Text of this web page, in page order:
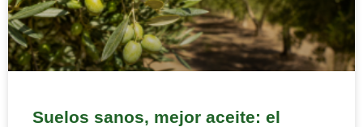
Suelos sanos, mejor aceite: el